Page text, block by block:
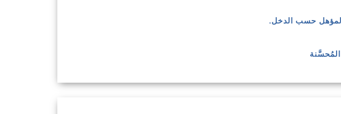
المؤهل حسب الدخل.
المُحسَّنة